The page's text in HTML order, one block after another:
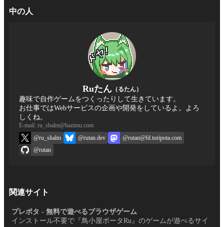
中の人
Ruたん（るたん）
趣味で自作ゲームをつくったりして生きています。
お仕事ではWebサービスの企画や開発をしているよ。よろ
しくね。
E-mail: ru_shalm@hazimu.com
@ru_shalm
@rutan.dev
@rutan@fd.toripota.com
@rutan
関連サイト
プレポタ - 無料で遊べるブラウザゲーム
インストール不要で『鳥小屋ポータRu』のゲームが遊べるサイ